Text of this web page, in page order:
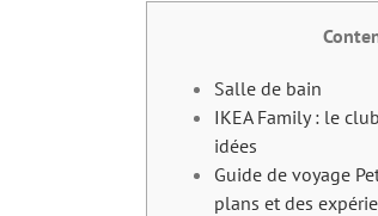
Salle de bain
IKEA Family : le
idées
Guide de voyage
plans et des